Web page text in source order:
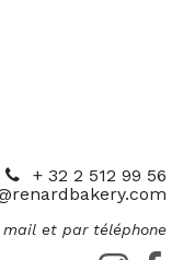
+ 32 2 512 99 56
et par téléphone